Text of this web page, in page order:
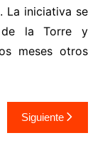
La iniciativa se
de la Torre y
meses otros
Siguiente